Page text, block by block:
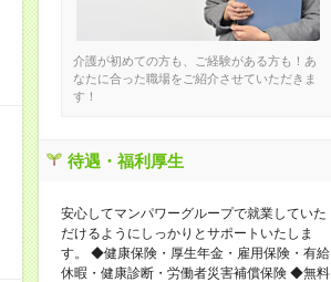
介護が初めての方も、ご経験がある方も！あ
なたに合った職場をご紹介させていただきま
す！
待遇・福利厚生
安心してマンパワーグループで就業していた
だけるようにしっかりとサポートいたしま
す。 ◆健康保険・厚生年金・雇用保険・有給
休暇・健康診断・労働者災害補償保険 ◆無料